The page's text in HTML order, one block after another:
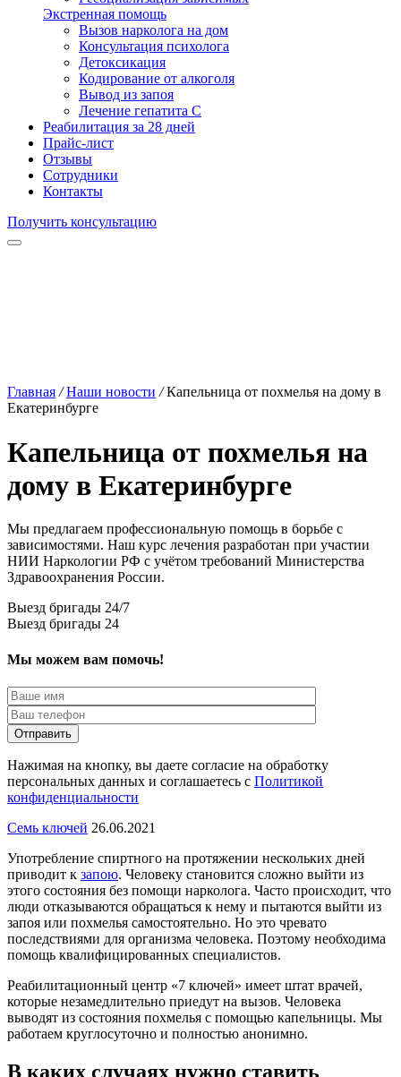
Экстренная помощь
Вызов нарколога на дом
Консультация психолога
Детоксикация
Кодирование от алкоголя
Вывод из запоя
Лечение гепатита С
Реабилитация за 28 дней
Прайс-лист
Отзывы
Сотрудники
Контакты
Получить консультацию
Главная / Наши новости / Капельница от похмелья на дому в
Екатеринбурге
Капельница от похмелья на
дому в Екатеринбурге
Мы предлагаем профессиональную помощь в борьбе с
зависимостями. Наш курс лечения разработан при участии
НИИ Наркологии РФ с учётом требований Министерства
Здравоохранения России.
Выезд бригады 24/7
Выезд бригады 24
Мы можем вам помочь!
Отправить
Нажимая на кнопку, вы даете согласие на обработку
персональных данных и соглашаетесь с Политикой
конфиденциальности
Семь ключей 26.06.2021
Употребление спиртного на протяжении нескольких дней
приводит к запою. Человеку становится сложно выйти из
этого состояния без помощи нарколога. Часто происходит, что
люди отказываются обращаться к нему и пытаются выйти из
запоя или похмелья самостоятельно. Но это чревато
последствиями для организма человека. Поэтому необходима
помощь квалифицированных специалистов.
Реабилитационный центр «7 ключей» имеет штат врачей,
которые незамедлительно приедут на вызов. Человека
выводят из состояния похмелья с помощью капельницы. Мы
работаем круглосуточно и полностью анонимно.
В каких случаях нужно ставить